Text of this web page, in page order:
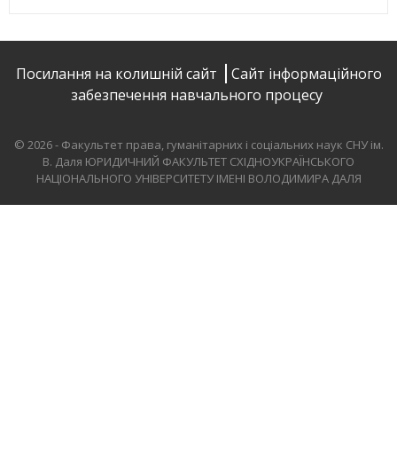
Посилання на колишній сайт
Сайт інформаційного
забезпечення навчального процесу
© 2026 - Факультет права, гуманітарних і соціальних наук СНУ ім.
В. Даля ЮРИДИЧНИЙ ФАКУЛЬТЕТ СХІДНОУКРАЇНСЬКОГО
НАЦІОНАЛЬНОГО УНІВЕРСИТЕТУ ІМЕНІ ВОЛОДИМИРА ДАЛЯ